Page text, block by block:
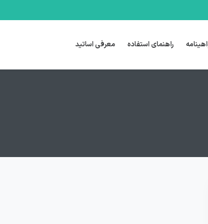
راهنمای استفاده معرفی اساتید